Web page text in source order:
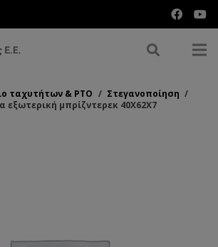
ταχυτήτων & ΡΤΟ / Στεγανοποίηση /
εξωτερική μπρίζντερεκ 40Χ62Χ7